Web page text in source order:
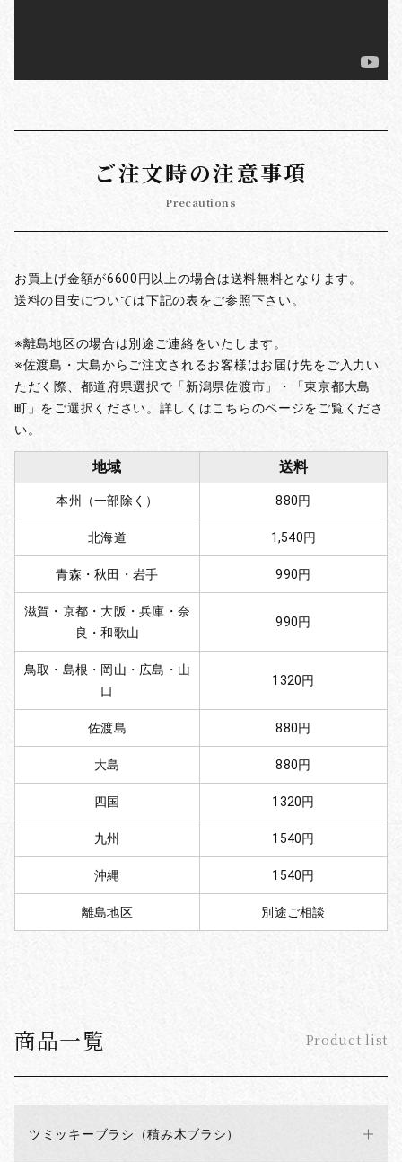
商品一覧 Product list
ツミッキーブラシ（積み木ブラシ）
ご注文時の注意事項
Precautions
お買上げ金額が6600円以上の場合は送料無料となります。
送料の目安については下記の表をご参照下さい。
※離島地区の場合は別途ご連絡をいたします。
※佐渡島・大島からご注文されるお客様はお届け先をご入力い
ただく際、都道府県選択で「新潟県佐渡市」・「東京都大島
町」をご選択ください。詳しくはこちらのページをご覧くださ
い。
地域 送料
本州（一部除く） 880円
北海道 1,540円
青森・秋田・岩手 990円
滋賀・京都・大阪・兵庫・奈
良・和歌山
990円
鳥取・島根・岡山・広島・山
口
1320円
佐渡島 880円
大島 880円
四国 1320円
九州 1540円
沖縄 1540円
離島地区 別途ご相談